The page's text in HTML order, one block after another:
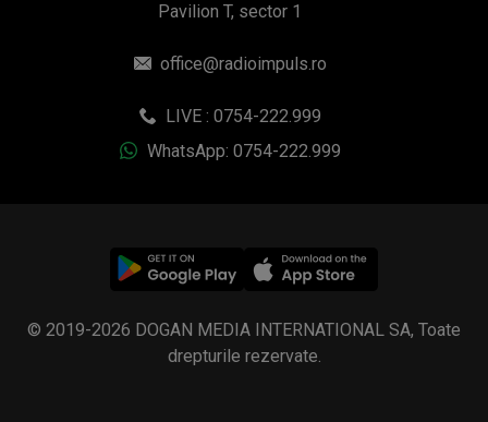
Pavilion T, sector 1
office@radioimpuls.ro
LIVE : 0754-222.999
WhatsApp: 0754-222.999
© 2019-2026 DOGAN MEDIA INTERNATIONAL SA, Toate
drepturile rezervate.